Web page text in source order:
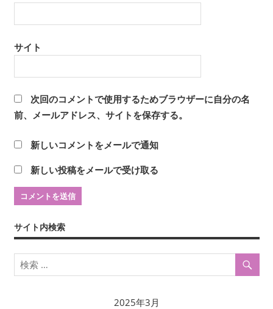
サイト
次回のコメントで使用するためブラウザーに自分の名
前、メールアドレス、サイトを保存する。
新しいコメントをメールで通知
新しい投稿をメールで受け取る
サイト内検索
2025年3月